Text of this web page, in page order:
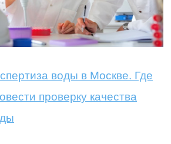
воды в Москве. Где
проверку качества